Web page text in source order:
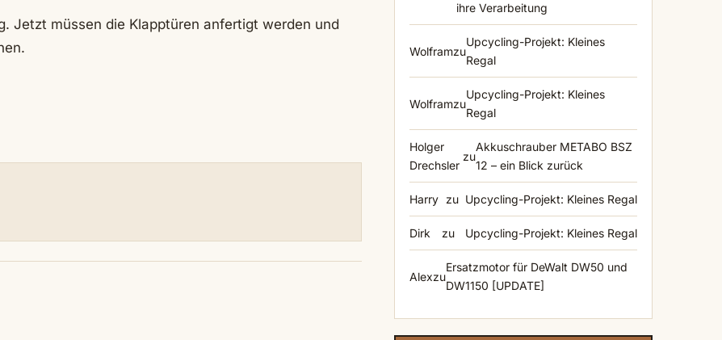
Jetzt müssen die Klapptüren anfertigt werden und
ihre Verarbeitung
Wolframzu
Upcycling-Projekt: Kleines
Regal
Wolframzu
Upcycling-Projekt: Kleines
Regal
Holger
Drechsler
zu
Akkuschrauber METABO BSZ
12 – ein Blick zurück
Harry zu Upcycling-Projekt: Kleines Regal
Dirk zu Upcycling-Projekt: Kleines Regal
Alexzu
Ersatzmotor für DeWalt DW50 und
DW1150 [UPDATE]